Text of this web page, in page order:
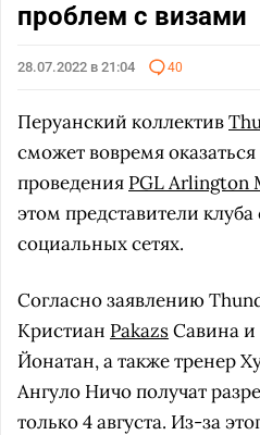
проблем с визами
28.07.2022 в 21:04 40
Перуанский коллектив
сможет вовремя
проведения PGL Arlington
этом представители
социальных сетях.
Согласно заявлению
Кристиан PakazsСавина и
Йонатан, а также тренер
Ангуло Ничо получат
только 4 августа. Из-за